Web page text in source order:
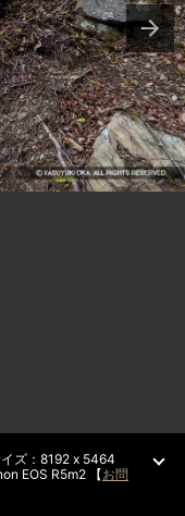
ズ：8192 x 5464
EOS R5m2 【お問